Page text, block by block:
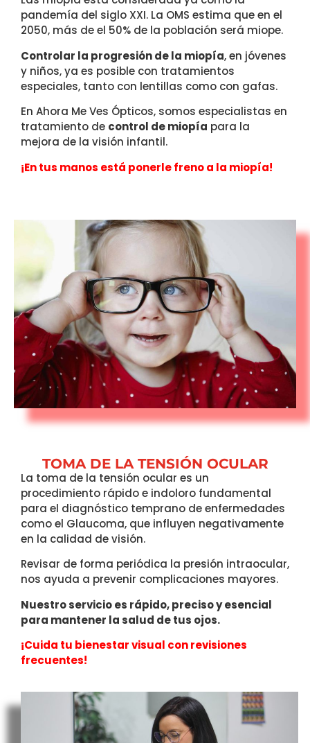
pandemía del siglo XXI. La OMS estima que en el
2050, más de el 50% de la población será miope.
Controlar la progresión de la miopía, en jóvenes
y niños, ya es posible con tratamientos
especiales, tanto con lentillas como con gafas.
En Ahora Me Ves Ópticos, somos especialistas en
tratamiento de control de miopía para la
mejora de la visión infantil.
¡En tus manos está ponerle freno a la miopía!
TOMA DE LA TENSIÓN OCULAR
La toma de la tensión ocular es un
procedimiento rápido e indoloro fundamental
para el diagnóstico temprano de enfermedades
como el Glaucoma, que influyen negativamente
en la calidad de visión.
Revisar de forma periódica la presión intraocular,
nos ayuda a prevenir complicaciones mayores.
Nuestro servicio es rápido, preciso y esencial
para mantener la salud de tus ojos.
¡Cuida tu bienestar visual con revisiones
frecuentes!